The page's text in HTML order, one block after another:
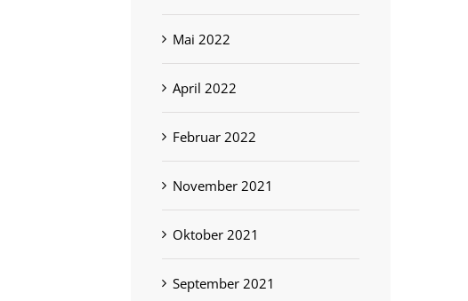
Mai 2022
April 2022
Februar 2022
November 2021
Oktober 2021
September 2021